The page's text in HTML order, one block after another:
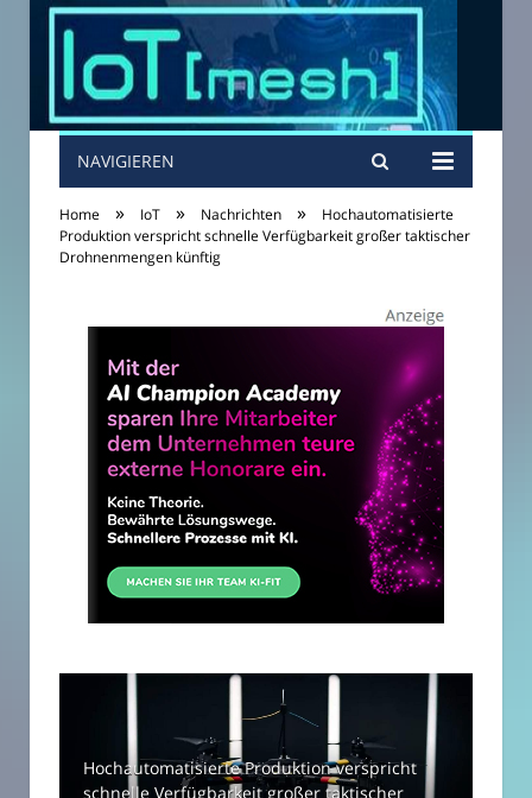
NAVIGIEREN
Home » IoT » Nachrichten »
Hochautomatisierte
Produktion verspricht schnelle Verfügbarkeit großer taktischer
Drohnenmengen künftig
Hochautomatisierte Produktion verspricht
schnelle Verfügbarkeit großer taktischer